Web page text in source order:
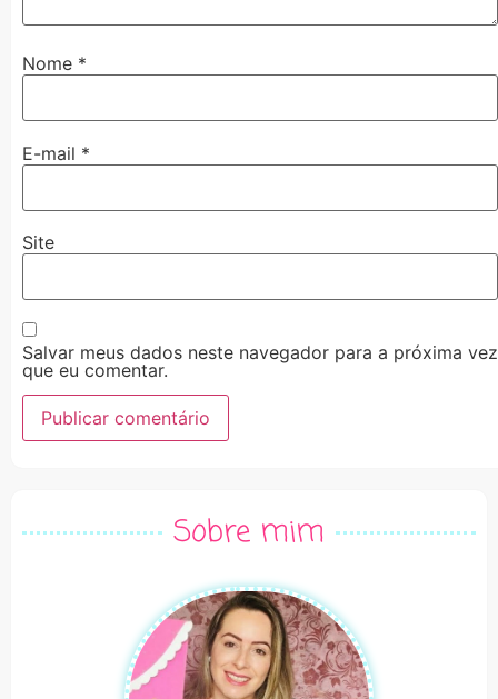
Nome *
E-mail *
Site
Salvar meus dados neste navegador para a próxima vez
que eu comentar.
Sobre mim